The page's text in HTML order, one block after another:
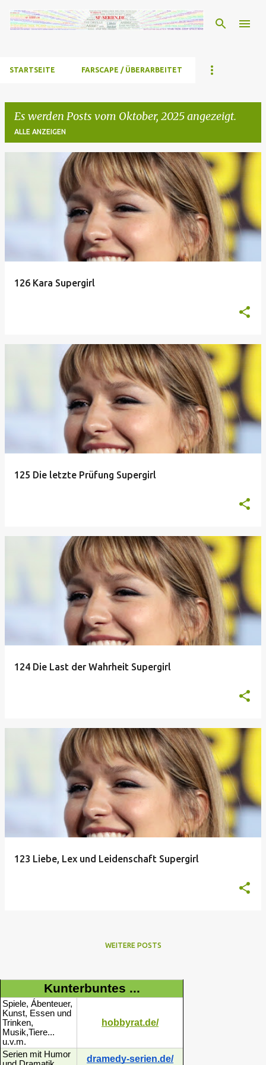
Direkt zum Hauptbereich
STARTSEITE FARSCAPE / ÜBERARBEITET
Es werden Posts vom Oktober, 2025 angezeigt.
ALLE ANZEIGEN
126 Kara Supergirl
125 Die letzte Prüfung Supergirl
124 Die Last der Wahrheit Supergirl
123 Liebe, Lex und Leidenschaft Supergirl
WEITERE POSTS
Kunterbuntes ...
Spiele, Ábenteuer,
Kunst, Essen und
Trinken,
Musik,Tiere...
u.v.m.
hobbyrat.de/
Serien mit Humor
dramedy-serien.de/